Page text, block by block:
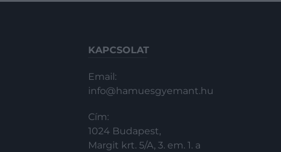
KAPCSOLAT
Email:
info@hamuesgyemant.hu
Cím:
1024 Budapest,
Margit krt. 5/A, 3. em. 1. a